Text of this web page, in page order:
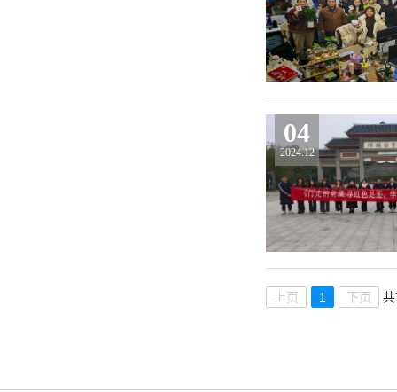
04
2024.12
上页 1 下页